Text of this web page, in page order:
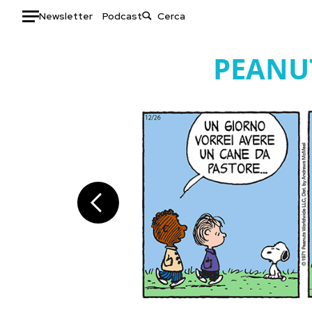
Newsletter Podcast
Internet
Scienza
Moda
Libri
Consumismi
Storie/Idee
Ok Boomer!
Media
Europa
Altrecose
Mondiali calcio 2026